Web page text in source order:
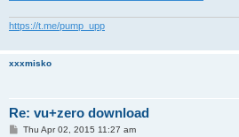
https://t.me/pump_upp
xxxmisko
Re: vu+zero download
PThu Apr 02, 2015 11:27 am